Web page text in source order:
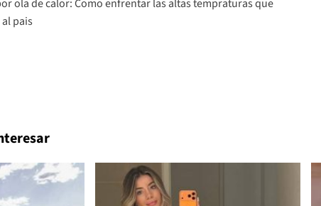
ola de calor: Como enfrentar las altas tempraturas que
pais